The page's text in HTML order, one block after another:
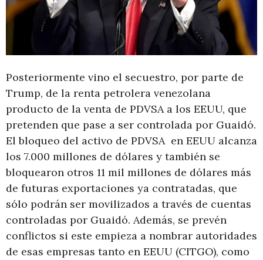
Posteriormente vino el secuestro, por parte de
Trump, de la renta petrolera venezolana
producto de la venta de PDVSA a los EEUU, que
pretenden que pase a ser controlada por Guaidó.
El bloqueo del activo de PDVSA en EEUU alcanza
los 7.000 millones de dólares y también se
bloquearon otros 11 mil millones de dólares más
de futuras exportaciones ya contratadas, que
sólo podrán ser movilizados a través de cuentas
controladas por Guaidó. Además, se prevén
conflictos si este empieza a nombrar autoridades
de esas empresas tanto en EEUU (CITGO), como